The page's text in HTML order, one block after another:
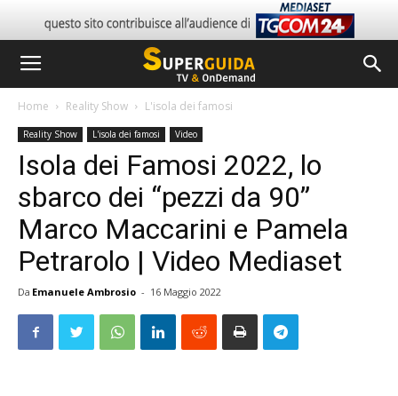
Home Reality Show L'isola dei famosi
Reality Show L'isola dei famosi Video
Isola dei Famosi 2022, lo
sbarco dei “pezzi da 90”
Marco Maccarini e Pamela
Petrarolo | Video Mediaset
Da Emanuele Ambrosio - 16 Maggio 2022